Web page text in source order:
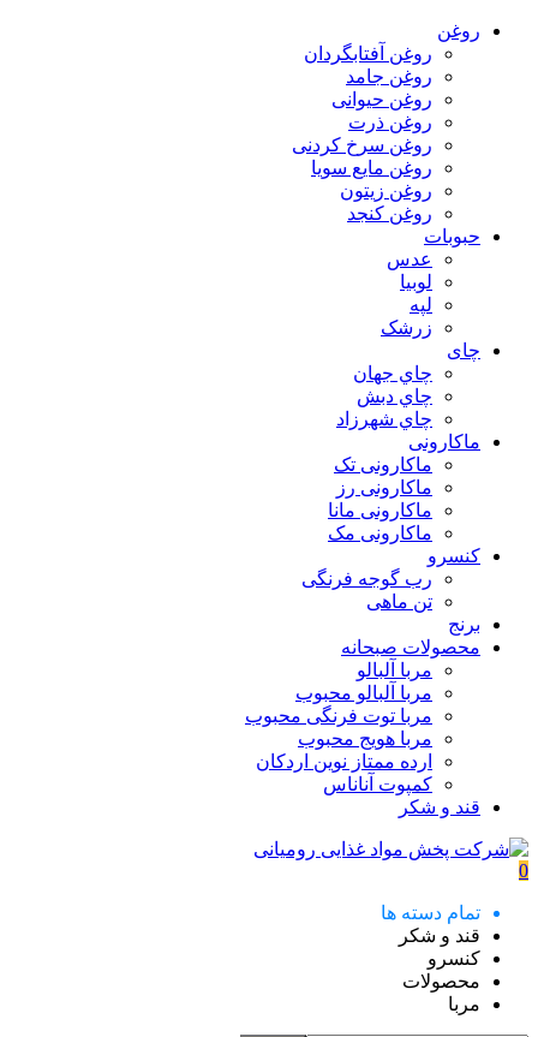
روغن
روغن آفتابگردان
روغن جامد
روغن حیوانی
روغن ذرت
روغن سرخ کردنی
روغن مایع سویا
روغن زیتون
روغن کنجد
حبوبات
عدس
لوبیا
لپه
زرشک
چای
چاي جهان
چاي دبش
چاي شهرزاد
ماکارونی
ماکارونی تک
ماکارونی رز
ماکارونی مانا
ماکارونی مک
کنسرو
رب گوجه فرنگی
تن ماهی
برنج
محصولات صبحانه
مربا آلبالو
مربا آلبالو محبوب
مربا توت فرنگی محبوب
مربا هویج محبوب
ارده ممتاز نوین اردکان
کمپوت آناناس
قند و شکر
0
تمام دسته ها
قند و شکر
کنسرو
محصولات
مربا